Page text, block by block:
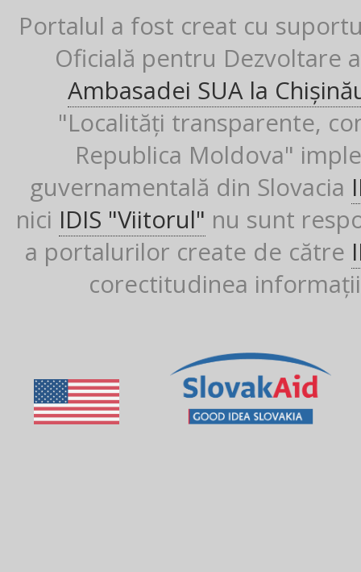
Portalul a fost creat cu
Oficială pentru Dezvoltare
Ambasadei SUA la
"Localități transparente,
Republica Moldova"
guvernamentală din Slovacia
nici IDIS "Viitorul" nu sunt
a portalurilor create de către
corectitudinea